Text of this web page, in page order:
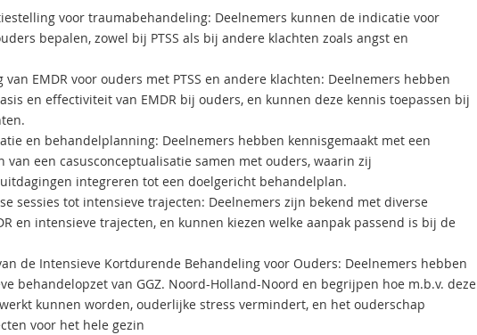
voor traumabehandeling: Deelnemers kunnen de indicatie voor
bepalen, zowel bij PTSS als bij andere klachten zoals angst en
EMDR voor ouders met PTSS en andere klachten: Deelnemers hebben
en effectiviteit van EMDR bij ouders, en kunnen deze kennis toepassen bij
en behandelplanning: Deelnemers hebben kennisgemaakt met een
een casusconceptualisatie samen met ouders, waarin zij
integreren tot een doelgericht behandelplan.
sessies tot intensieve trajecten: Deelnemers zijn bekend met diverse
en intensieve trajecten, en kunnen kiezen welke aanpak passend is bij de
de Intensieve Kortdurende Behandeling voor Ouders: Deelnemers hebben
behandelopzet van GGZ. Noord-Holland-Noord en begrijpen hoe m.b.v. deze
kunnen worden, ouderlijke stress vermindert, en het ouderschap
voor het hele gezin